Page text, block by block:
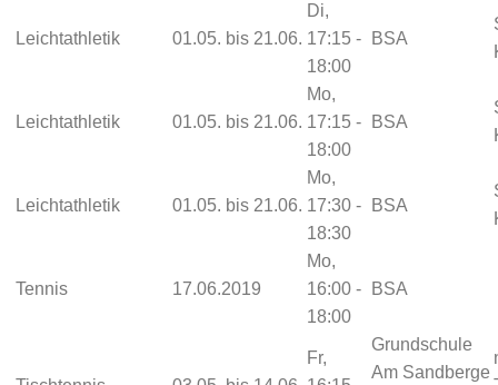
Leichtathletik 01.05. bis 21.06.
Di,
17:15 -
18:00
BSA
Leichtathletik 01.05. bis 21.06.
Mo,
17:15 -
18:00
BSA
Leichtathletik 01.05. bis 21.06.
Mo,
17:30 -
18:30
BSA
Tennis 17.06.2019
Mo,
16:00 -
18:00
BSA
Fr,
Grundschule
Am Sandberge